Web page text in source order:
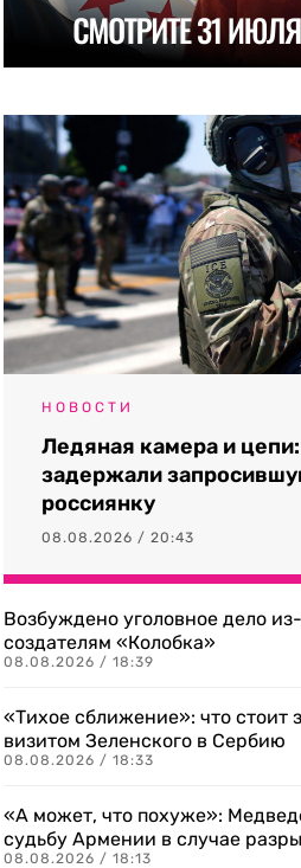
НОВОСТИ
Ледяная камера и
задержали
россиянку
08.08.2026 / 20:43
Возбуждено уголовное дело
создателям «Колобка»
08.08.2026 / 18:39
«Тихое сближение»: что стоит
визитом Зеленского в Сербию
08.08.2026 / 18:33
«А может, что похуже»:
судьбу Армении в случае
08.08.2026 / 18:13